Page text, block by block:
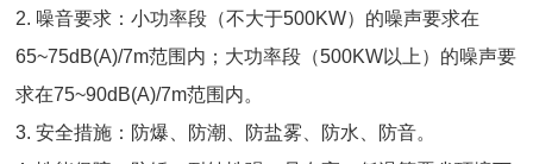
2. 噪音要求：小功率段（不大于500KW）的噪声要求在
65~75dB(A)/7m范围内；大功率段（500KW以上）的噪声要
求在75~90dB(A)/7m范围内。
3. 安全措施：防爆、防潮、防盐雾、防水、防音。